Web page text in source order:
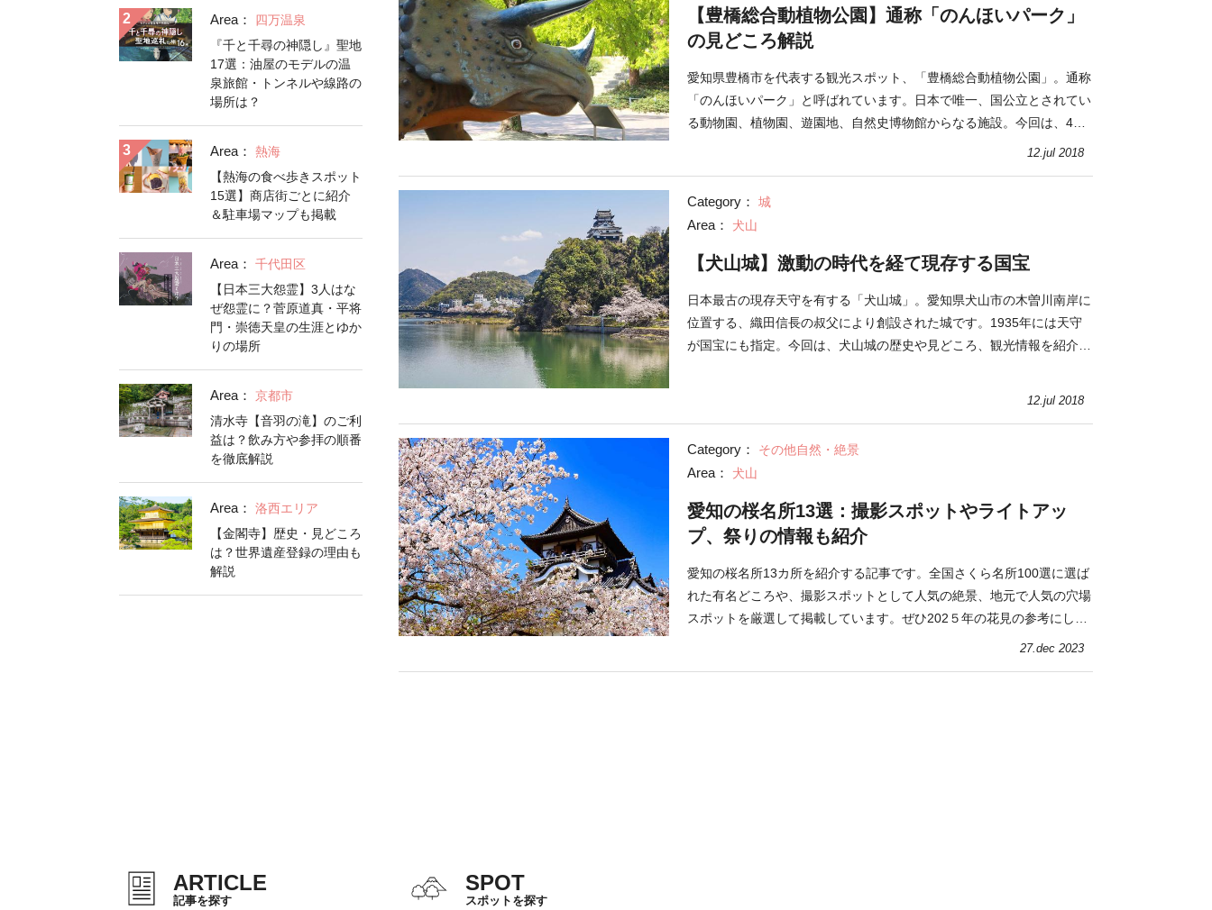
Area：
四万温泉
『千と千尋の神隠し』聖地
17選：油屋のモデルの温
泉旅館・トンネルや線路の
場所は？
Area：
熱海
【熱海の食べ歩きスポット
15選】商店街ごとに紹介
＆駐車場マップも掲載
Area：
千代田区
【日本三大怨霊】3人はな
ぜ怨霊に？菅原道真・平将
門・崇徳天皇の生涯とゆか
りの場所
Area：
京都市
清水寺【音羽の滝】のご利
益は？飲み方や参拝の順番
を徹底解説
Area：
洛西エリア
【金閣寺】歴史・見どころ
は？世界遺産登録の理由も
解説
【豊橋総合動植物公園】通称「のんほいパーク」
の見どころ解説
愛知県豊橋市を代表する観光スポット、「豊橋総合動植物公園」。通称
「のんほいパーク」と呼ばれています。日本で唯一、国公立とされてい
る動物園、植物園、遊園地、自然史博物館からなる施設。今回は、4つ
12.jul 2018
Category： 城
Area： 犬山
【犬山城】激動の時代を経て現存する国宝
日本最古の現存天守を有する「犬山城」。愛知県犬山市の木曽川南岸に
位置する、織田信長の叔父により創設された城です。1935年には天守
が国宝にも指定。今回は、犬山城の歴史や見どころ、観光情報を紹介し
12.jul 2018
Category： その他自然・絶景
Area： 犬山
愛知の桜名所13選：撮影スポットやライトアッ
プ、祭りの情報も紹介
愛知の桜名所13カ所を紹介する記事です。全国さくら名所100選に選ば
れた有名どころや、撮影スポットとして人気の絶景、地元で人気の穴場
スポットを厳選して掲載しています。ぜひ202５年の花見の参考にして
27.dec 2023
ARTICLE
記事を探す
SPOT
スポットを探す